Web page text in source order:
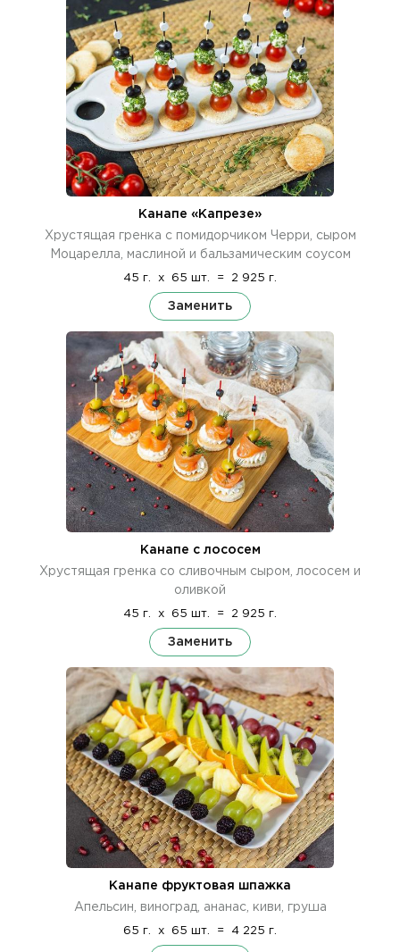
Канапе «Капрезе»
Хрустящая гренка с помидорчиком Черри, сыром
Моцарелла, маслиной и бальзамическим соусом
45 г. x 65 шт. = 2 925 г.
Заменить
Канапе с лососем
Хрустящая гренка со сливочным сыром, лососем и
оливкой
45 г. x 65 шт. = 2 925 г.
Заменить
Канапе фруктовая шпажка
Апельсин, виноград, ананас, киви, груша
65 г. x 65 шт. = 4 225 г.